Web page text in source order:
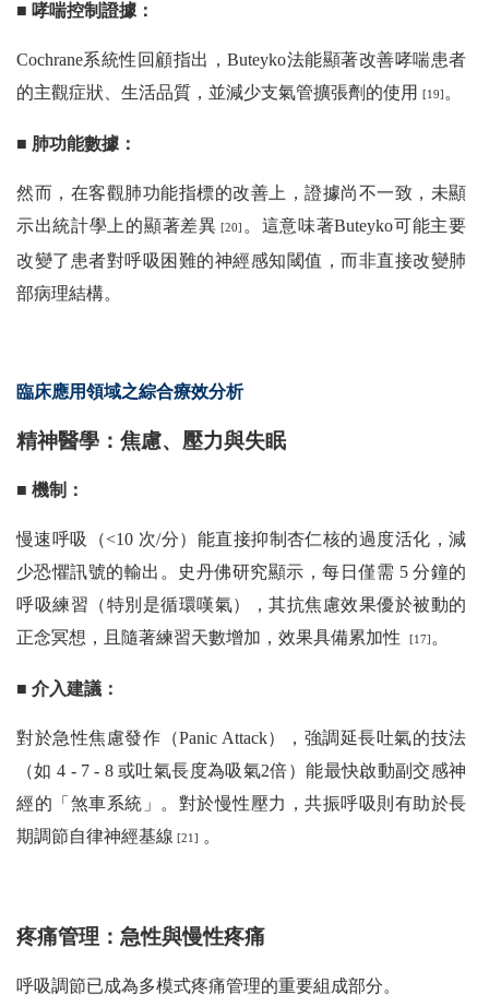
■ 哮喘控制證據：
Cochrane系統性回顧指出，Buteyko法能顯著改善哮喘患者
的主觀症狀、生活品質，並減少支氣管擴張劑的使用
[19] 。
■ 肺功能數據：
然而，在客觀肺功能指標的改善上，證據尚不一致，未顯
示出統計學上的顯著差異 [20] 。這意味著Buteyko可能主要
改變了患者對呼吸困難的神經感知閾值，而非直接改變肺
部病理結構。
臨床應用領域之綜合療效分析
精神醫學：焦慮、壓力與失眠
■ 機制：
慢速呼吸（<10 次/分）能直接抑制杏仁核的過度活化，減
少恐懼訊號的輸出。史丹佛研究顯示，每日僅需 5 分鐘的
呼吸練習（特別是循環嘆氣），其抗焦慮效果優於被動的
正念冥想，且隨著練習天數增加，效果具備累加性
[17] 。
■ 介入建議：
對於急性焦慮發作（Panic Attack），強調延長吐氣的技法
（如 4 - 7 - 8 或吐氣長度為吸氣2倍）能最快啟動副交感神
經的「煞車系統」。對於慢性壓力，共振呼吸則有助於長
期調節自律神經基線 [21] 。
疼痛管理：急性與慢性疼痛
呼吸調節已成為多模式疼痛管理的重要組成部分。